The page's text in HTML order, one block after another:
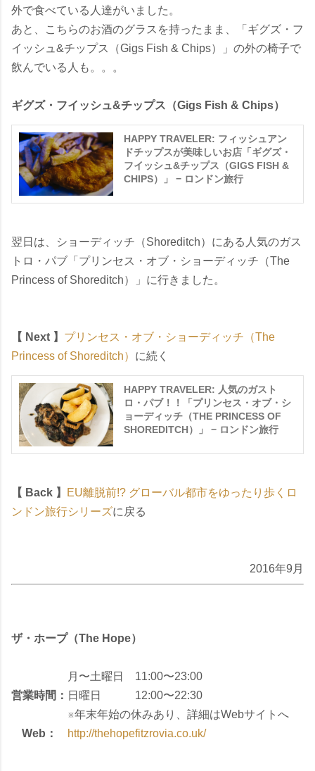
外で食べている人達がいました。
あと、こちらのお酒のグラスを持ったまま、「ギグズ・フ
イッシュ&チップス（Gigs Fish & Chips）」の外の椅子で
飲んでいる人も。。。
ギグズ・フイッシュ&チップス（Gigs Fish & Chips）
HAPPY TRAVELER: フィッシュアン
ドチップスが美味しいお店「ギグズ・
フイッシュ&チップス（GIGS FISH &
CHIPS）」 − ロンドン旅行
翌日は、ショーディッチ（Shoreditch）にある人気のガス
トロ・パブ「プリンセス・オブ・ショーディッチ（The
Princess of Shoreditch）」に行きました。
【 Next 】 プリンセス・オブ・ショーディッチ（The
Princess of Shoreditch） に続く
HAPPY TRAVELER: 人気のガスト
ロ・パブ！！「プリンセス・オブ・シ
ョーディッチ（THE PRINCESS OF
SHOREDITCH）」 − ロンドン旅行
【 Back 】
EU離脱前!? グローバル都市をゆったり歩くロ
ンドン旅行シリーズに戻る
2016年9月
ザ・ホープ（The Hope）
営業時間：
月〜土曜日 11:00〜23:00
日曜日 12:00〜22:30
※年末年始の休みあり、詳細はWebサイトへ
Web：
http://thehopefitzrovia.co.uk/